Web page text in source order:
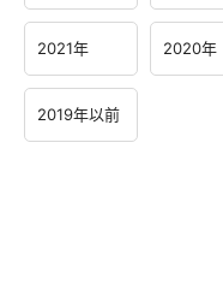
2021年 2020年
2019年以前